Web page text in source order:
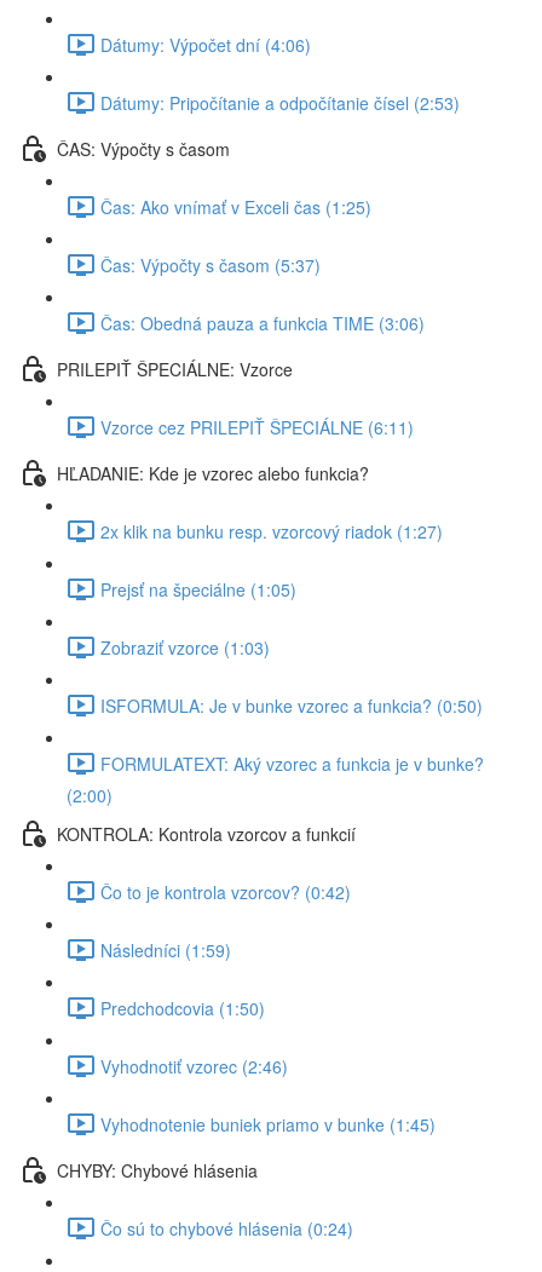
Dátumy: Výpočet dní (4:06)
Dátumy: Pripočítanie a odpočítanie čísel (2:53)
ČAS: Výpočty s časom
Čas: Ako vnímať v Exceli čas (1:25)
Čas: Výpočty s časom (5:37)
Čas: Obedná pauza a funkcia TIME (3:06)
PRILEPIŤ ŠPECIÁLNE: Vzorce
Vzorce cez PRILEPIŤ ŠPECIÁLNE (6:11)
HĽADANIE: Kde je vzorec alebo funkcia?
2x klik na bunku resp. vzorcový riadok (1:27)
Prejsť na špeciálne (1:05)
Zobraziť vzorce (1:03)
ISFORMULA: Je v bunke vzorec a funkcia? (0:50)
FORMULATEXT: Aký vzorec a funkcia je v bunke?
(2:00)
KONTROLA: Kontrola vzorcov a funkcií
Čo to je kontrola vzorcov? (0:42)
Následníci (1:59)
Predchodcovia (1:50)
Vyhodnotiť vzorec (2:46)
Vyhodnotenie buniek priamo v bunke (1:45)
CHYBY: Chybové hlásenia
Čo sú to chybové hlásenia (0:24)